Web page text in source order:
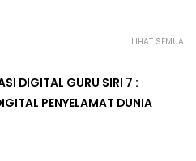
LIHAT SEMUA
DIGITAL GURU SIRI 7 :
PENYELAMAT DUNIA